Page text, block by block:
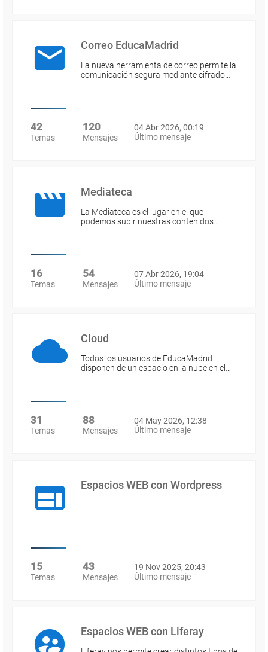
Correo EducaMadrid
La nueva herramienta de correo permite la
comunicación segura mediante cifrado…
42
Temas
120
Mensajes
04 Abr 2026, 00:19
Último mensaje
Mediateca
La Mediateca es el lugar en el que
podemos subir nuestras contenidos…
16
Temas
54
Mensajes
07 Abr 2026, 19:04
Último mensaje
Cloud
Todos los usuarios de EducaMadrid
disponen de un espacio en la nube en el…
31
Temas
88
Mensajes
04 May 2026, 12:38
Último mensaje
Espacios WEB con Wordpress
15
Temas
43
Mensajes
19 Nov 2025, 20:43
Último mensaje
Espacios WEB con Liferay